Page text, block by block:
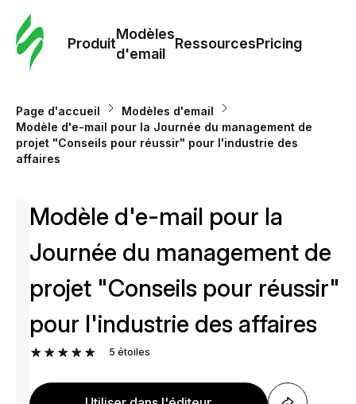
Produit
Modèles
d'email
RessourcesPricing
Page d'accueil
Modèles d'email
Modèle d'e-mail pour la Journée du management de
projet "Conseils pour réussir" pour l'industrie des
affaires
Modèle d'e-mail pour la
Journée du management de
projet "Conseils pour réussir"
pour l'industrie des affaires
5 étoiles